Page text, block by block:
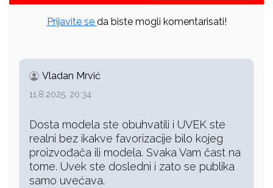
Prijavite se da biste mogli komentarisati!
Vladan Mrvić
11.8.2025. 20:34
Dosta modela ste obuhvatili i UVEK ste
realni bez ikakve favorizacije bilo kojeg
proizvođača ili modela. Svaka Vam čast na
tome. Uvek ste dosledni i zato se publika
samo uvećava.